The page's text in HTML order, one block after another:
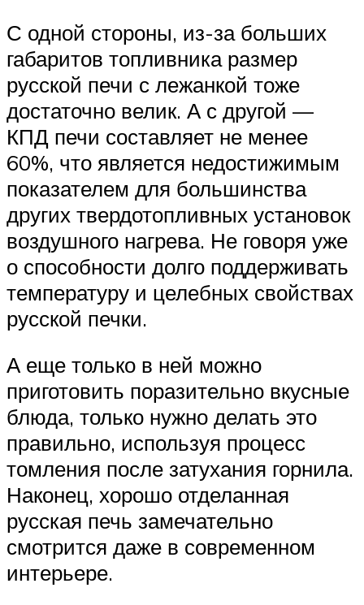
С одной стороны, из-за больших
габаритов топливника размер
русской печи с лежанкой тоже
достаточно велик. А с другой —
КПД печи составляет не менее
60%, что является недостижимым
показателем для большинства
других твердотопливных установок
воздушного нагрева. Не говоря уже
о способности долго поддерживать
температуру и целебных свойствах
русской печки.
А еще только в ней можно
приготовить поразительно вкусные
блюда, только нужно делать это
правильно, используя процесс
томления после затухания горнила.
Наконец, хорошо отделанная
русская печь замечательно
смотрится даже в современном
интерьере.